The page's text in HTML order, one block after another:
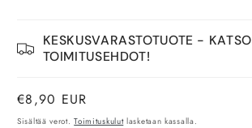
KESKUSVARASTOTUOTE - KATSO
TOIMITUSEHDOT!
Normaalihinta
€8,90 EUR
Sisältää verot.Toimituskulutlasketaan kassalla.